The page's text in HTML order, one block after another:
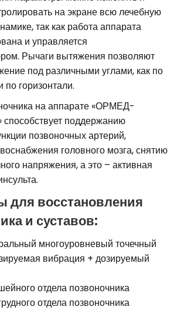
на экране всю лечебную
так как работа аппарата
и управляется
Рычаги вытяжения позволяют
под различными углами, как по
по горизонтали.
на аппарате «ОРМЕД-
поддержанию
позвоночных артерий,
головного мозга, снятию
напряжения, а это – активная
для восстановления
и суставов:
многоуровневый точечный
вибрация + дозируемый
отдела позвоночника
отдела позвоночника